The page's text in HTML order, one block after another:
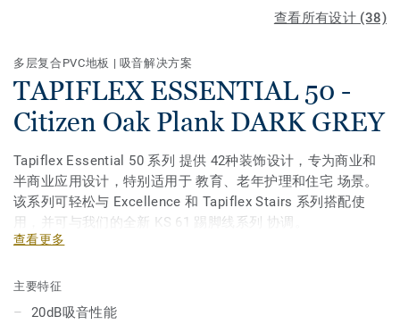
查看所有设计 (38)
多层复合PVC地板 | 吸音解决方案
TAPIFLEX ESSENTIAL 50 -
Citizen Oak Plank DARK GREY
Tapiflex Essential 50 系列 提供 42种装饰设计，专为商业和
半商业应用设计，特别适用于 教育、老年护理和住宅 场景。
该系列可轻松与 Excellence 和 Tapiflex Stairs 系列搭配使
用，并可与我们的全新 KS 61 踢脚线系列 协调。
材（适用于木质图案）。此外，该系列还新增了紧凑型版本
—— Acczent Essential，提供 10种装饰设计，配备 0.70mm
耐磨层。
查看更多
主要特征
20dB吸音性能